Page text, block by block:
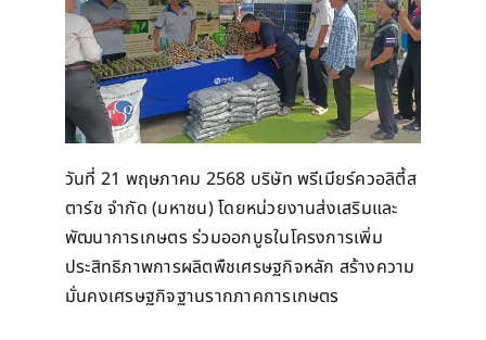
วันที่ 21 พฤษภาคม 2568 บริษัท พรีเมียร์ควอลิตี้ส
ตาร์ช จำกัด (มหาชน) โดยหน่วยงานส่งเสริมและ
พัฒนาการเกษตร ร่วมออกบูธในโครงการเพิ่ม
ประสิทธิภาพการผลิตพืชเศรษฐกิจหลัก สร้างความ
มั่นคงเศรษฐกิจฐานรากภาคการเกษตร